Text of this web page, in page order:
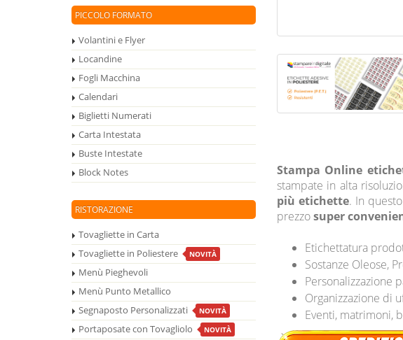
PICCOLO FORMATO
Volantini e Flyer
Locandine
Fogli Macchina
Calendari
Biglietti Numerati
Carta Intestata
Buste Intestate
Block Notes
RISTORAZIONE
Tovagliette in Carta
Tovagliette in Poliestere
NOVITÀ
Menù Pieghevoli
Menù Punto Metallico
Segnaposto Personalizzati
NOVITÀ
Portaposate con Tovagliolo NOVITÀ
Stampa Online
stampate in alta
più etichette. In
prezzosuper
Etichettatura
Sostanze Oleose,
Personalizzazione
Organizzazione di
Eventi, matrimoni,